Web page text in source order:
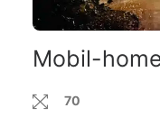
Mobil-
70